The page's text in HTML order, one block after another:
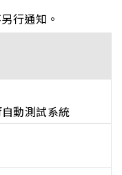
行通知。
動測試系統